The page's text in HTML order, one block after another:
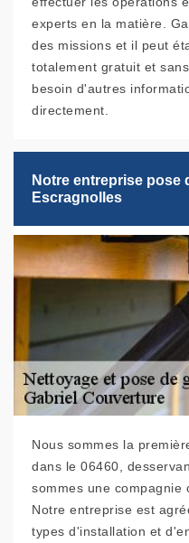
experts en la matière.
des missions et il peut
totalement gratuit et
besoin d'autres
directement.
Notre entreprise pose
Escragnolles
Nous sommes la
dans le 06460,
sommes une compagnie
Notre entreprise est
types d'installation et